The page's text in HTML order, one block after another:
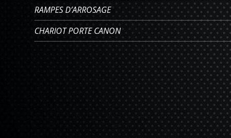
RAMPES D’ARROSAGE
CHARIOT PORTE CANON